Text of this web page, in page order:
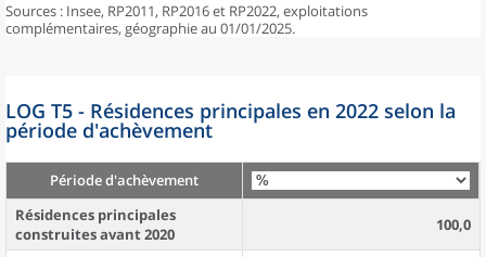
Sources : Insee, RP2011, RP2016 et RP2022, exploitations
complémentaires, géographie au 01/01/2025.
LOG T5 - Résidences principales en 2022 selon la
période d'achèvement
Période d'achèvement
Résidences principales
construites avant 2020
100,0